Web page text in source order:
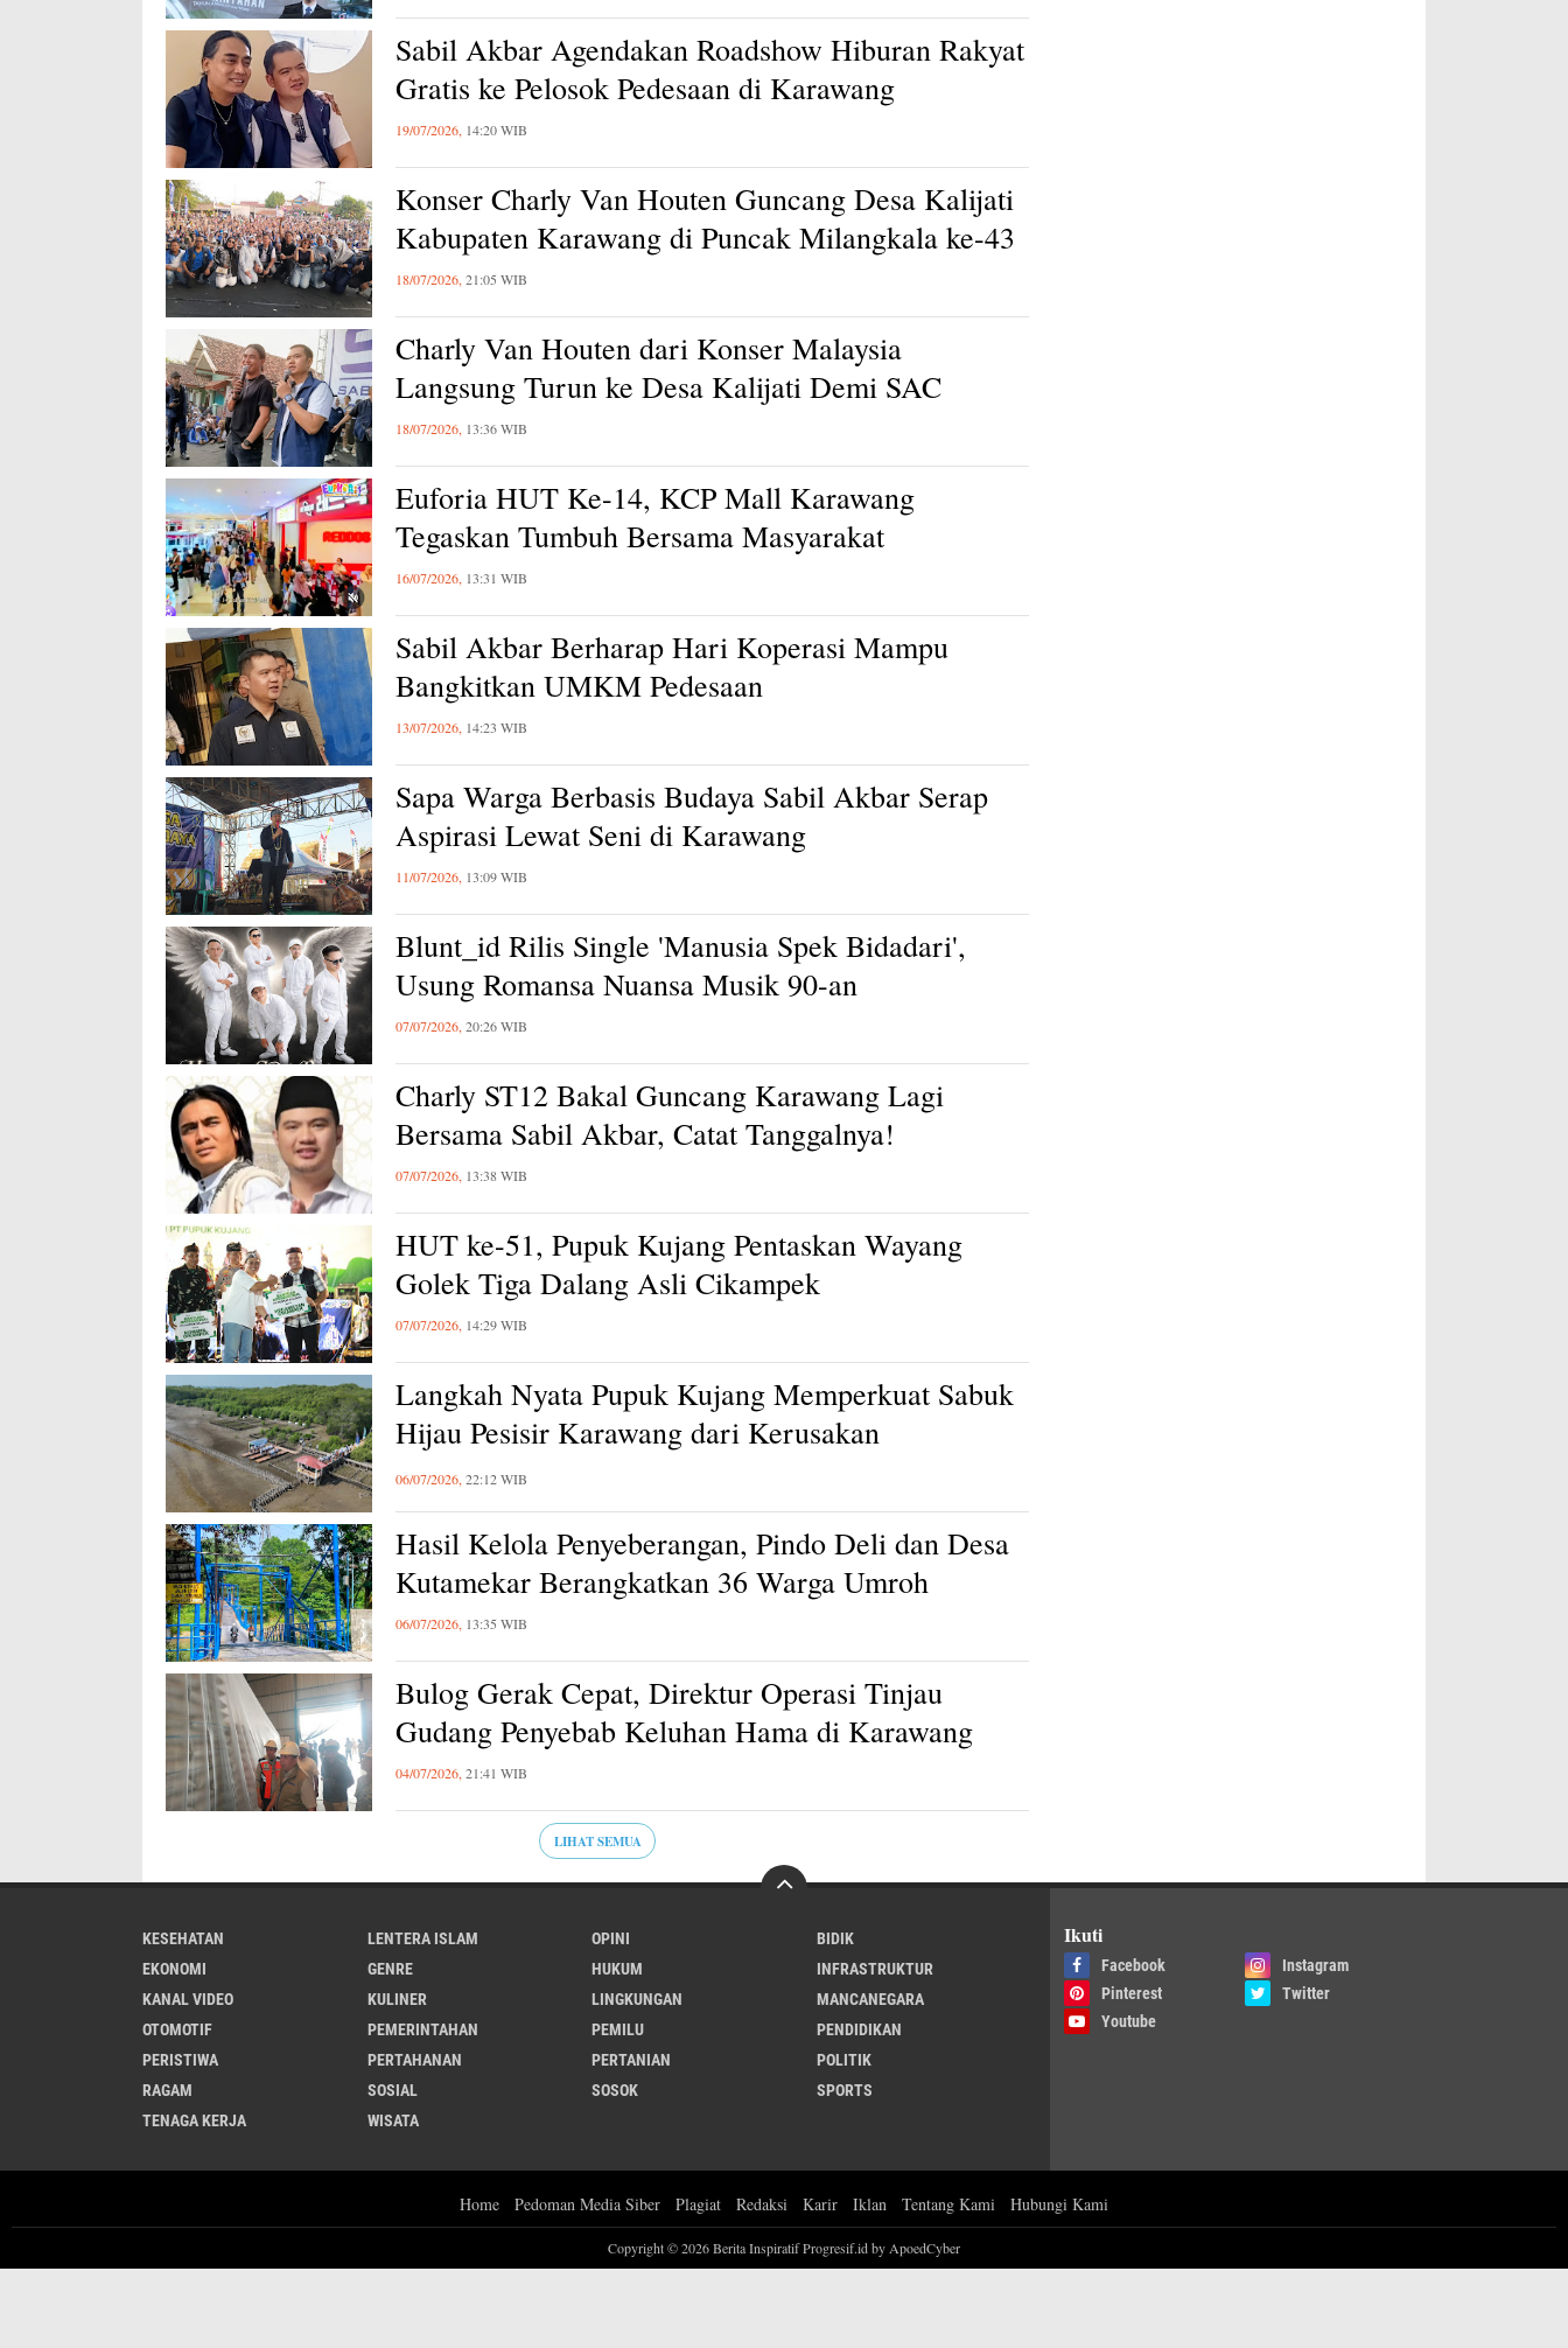
Sabil Akbar Agendakan Roadshow Hiburan Rakyat
Gratis ke Pelosok Pedesaan di Karawang
19/07/2026, 14:20 WIB
Konser Charly Van Houten Guncang Desa Kalijati
Kabupaten Karawang di Puncak Milangkala ke-43
18/07/2026, 21:05 WIB
Charly Van Houten dari Konser Malaysia
Langsung Turun ke Desa Kalijati Demi SAC
18/07/2026, 13:36 WIB
Euforia HUT Ke-14, KCP Mall Karawang
Tegaskan Tumbuh Bersama Masyarakat
16/07/2026, 13:31 WIB
Sabil Akbar Berharap Hari Koperasi Mampu
Bangkitkan UMKM Pedesaan
13/07/2026, 14:23 WIB
Sapa Warga Berbasis Budaya Sabil Akbar Serap
Aspirasi Lewat Seni di Karawang
11/07/2026, 13:09 WIB
Blunt_id Rilis Single 'Manusia Spek Bidadari',
Usung Romansa Nuansa Musik 90-an
07/07/2026, 20:26 WIB
Charly ST12 Bakal Guncang Karawang Lagi
Bersama Sabil Akbar, Catat Tanggalnya!
07/07/2026, 13:38 WIB
HUT ke-51, Pupuk Kujang Pentaskan Wayang
Golek Tiga Dalang Asli Cikampek
07/07/2026, 14:29 WIB
Langkah Nyata Pupuk Kujang Memperkuat Sabuk
Hijau Pesisir Karawang dari Kerusakan
Lingkungan
06/07/2026, 22:12 WIB
Hasil Kelola Penyeberangan, Pindo Deli dan Desa
Kutamekar Berangkatkan 36 Warga Umroh
06/07/2026, 13:35 WIB
Bulog Gerak Cepat, Direktur Operasi Tinjau
Gudang Penyebab Keluhan Hama di Karawang
04/07/2026, 21:41 WIB
LIHAT SEMUA
KESEHATAN LENTERA ISLAM OPINI
BIDIK
EKONOMI
GENRE HUKUM
INFRASTRUKTUR
KANAL VIDEO
KULINER LINGKUNGAN
MANCANEGARA
OTOMOTIF
PEMERINTAHAN PEMILU
PENDIDIKAN
PERISTIWA
PERTAHANAN PERTANIAN
POLITIK
RAGAM
SOSIAL SOSOK
SPORTS
TENAGA KERJA
WISATA
Ikuti
Facebook
Instagram
Pinterest
Twitter
Youtube
Home Pedoman Media Siber Plagiat Redaksi Karir Iklan Tentang Kami Hubungi Kami
Copyright ©2026 Berita Inspiratif Progresif.id by ApoedCyber